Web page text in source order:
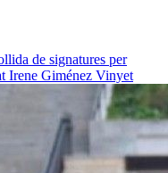
de signatures per
Irene Giménez Vinyet